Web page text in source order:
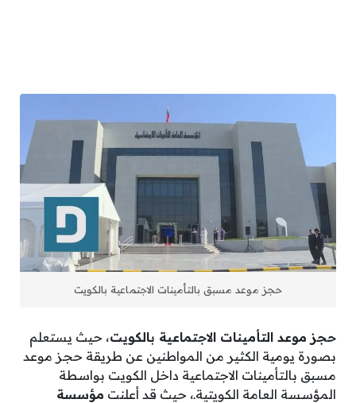
حجز موعد مسبق بالتأمينات الاجتماعية بالكويت
حجز موعد التأمينات الاجتماعية بالكويت، حيث يستعلم
بصورة يومية الكثير من المواطنين عن طريقة حجز موعد
مسبق بالتأمينات الاجتماعية داخل الكويت بواسطة
المؤسسة العامة الكويتيةـ، حيث قد أعلنت مؤسسة